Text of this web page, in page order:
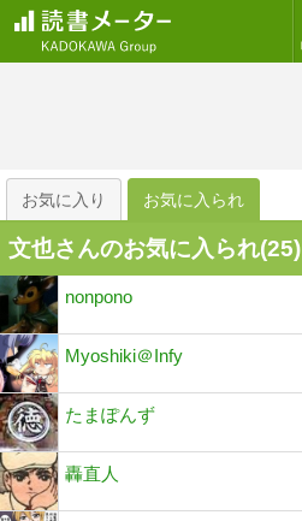
お気に入り お気に入られ
文也さんのお気に入られ(25)
nonpono
Myoshiki＠Infy
たまぽんず
轟直人